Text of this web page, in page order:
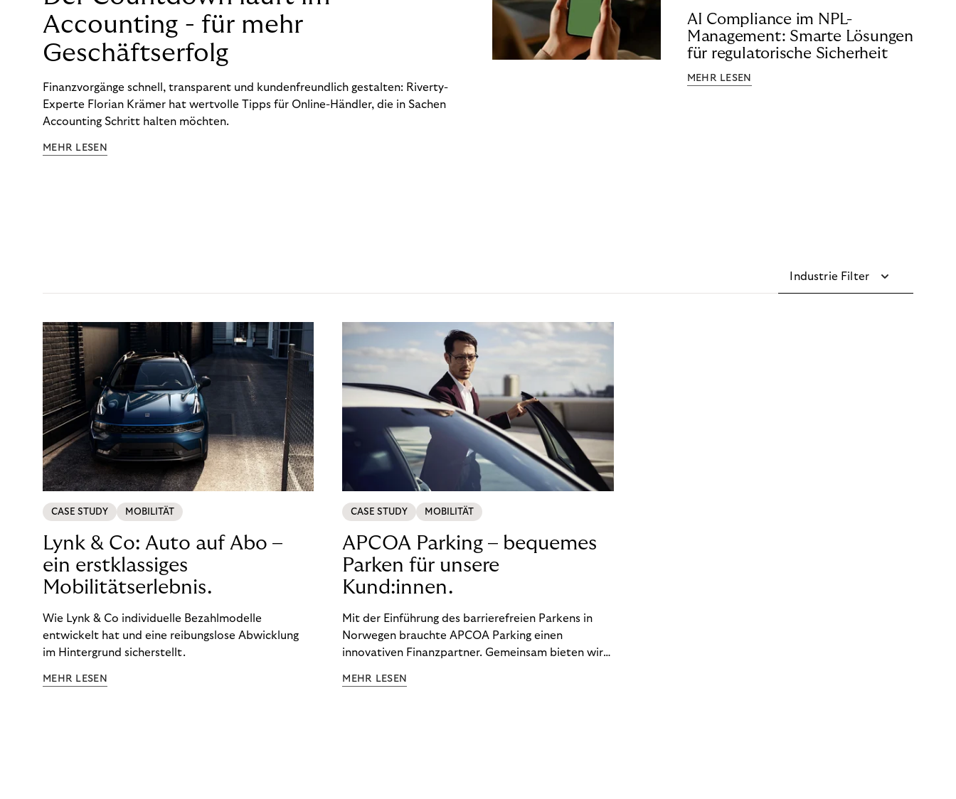
Accounting - für mehr
Geschäftserfolg
Finanzvorgänge schnell, transparent und kundenfreundlich gestalten: Riverty-
Experte Florian Krämer hat wertvolle Tipps für Online-Händler, die in Sachen
Accounting Schritt halten möchten.
MEHR LESEN
AI Compliance im NPL-
Management: Smarte Lösungen
für regulatorische Sicherheit
MEHR LESEN
Industrie Filter
CASE STUDY MOBILITÄT
Lynk & Co: Auto auf Abo –
ein erstklassiges
Mobilitätserlebnis.
Wie Lynk & Co individuelle Bezahlmodelle
entwickelt hat und eine reibungslose Abwicklung
im Hintergrund sicherstellt.
MEHR LESEN
CASE STUDY MOBILITÄT
APCOA Parking – bequemes
Parken für unsere
Kund:innen.
Mit der Einführung des barrierefreien Parkens in
Norwegen brauchte APCOA Parking einen
innovativen Finanzpartner. Gemeinsam bieten wir
Erlebnis.
MEHR LESEN